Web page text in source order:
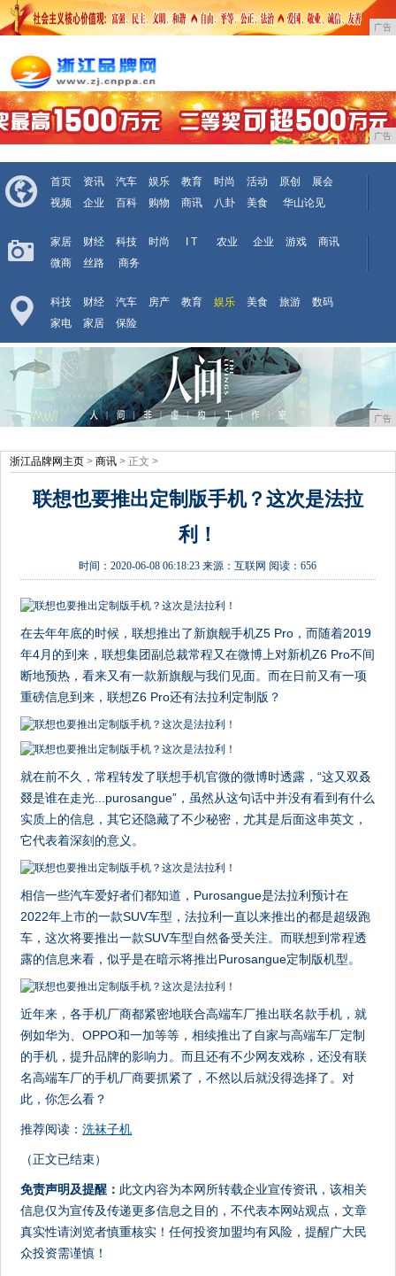
广告
广告
首页 资讯 汽车 娱乐 教育 时尚 活动 原创
展会
视频
企业 百科 购物 商讯 八卦 美食 华山论见
家居 财经 科技 时尚 I T 农业 企业 游戏
商讯
微商
丝路 商务
科技 财经 汽车 房产 教育 娱乐 美食 旅游
数码
家电
家居 保险
广告
浙江品牌网主页 > 商讯 > 正文 >
联想也要推出定制版手机？这次是法拉
利！
时间：2020-06-08 06:18:23 来源：互联网 阅读：656
在去年年底的时候，联想推出了新旗舰手机Z5 Pro，而随着2019
年4月的到来，联想集团副总裁常程又在微博上对新机Z6 Pro不间
断地预热，看来又有一款新旗舰与我们见面。而在日前又有一项
重磅信息到来，联想Z6 Pro还有法拉利定制版？
就在前不久，常程转发了联想手机官微的微博时透露，“这又双叒
叕是谁在走光...purosangue”，虽然从这句话中并没有看到有什么
实质上的信息，其它还隐藏了不少秘密，尤其是后面这串英文，
它代表着深刻的意义。
相信一些汽车爱好者们都知道，Purosangue是法拉利预计在
2022年上市的一款SUV车型，法拉利一直以来推出的都是超级跑
车，这次将要推出一款SUV车型自然备受关注。而联想到常程透
露的信息来看，似乎是在暗示将推出Purosangue定制版机型。
近年来，各手机厂商都紧密地联合高端车厂推出联名款手机，就
例如华为、OPPO和一加等等，相续推出了自家与高端车厂定制
的手机，提升品牌的影响力。而且还有不少网友戏称，还没有联
名高端车厂的手机厂商要抓紧了，不然以后就没得选择了。对
此，你怎么看？
推荐阅读：洗袜子机
（正文已结束）
免责声明及提醒： 此文内容为本网所转载企业宣传资讯，该相关
信息仅为宣传及传递更多信息之目的，不代表本网站观点，文章
真实性请浏览者慎重核实！任何投资加盟均有风险，提醒广大民
众投资需谨慎！